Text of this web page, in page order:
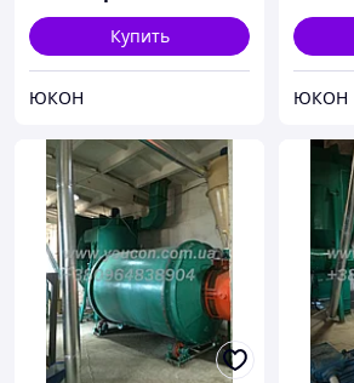
Купить
ЮКОН ЮКОН